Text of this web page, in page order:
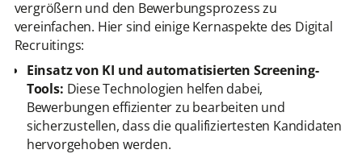
vergrößern und den Bewerbungsprozess zu
vereinfachen. Hier sind einige Kernaspekte des Digital
Recruitings:
Einsatz von KI und automatisierten Screening-
Tools: Diese Technologien helfen dabei,
Bewerbungen effizienter zu bearbeiten und
sicherzustellen, dass die qualifiziertesten Kandidaten
hervorgehoben werden.